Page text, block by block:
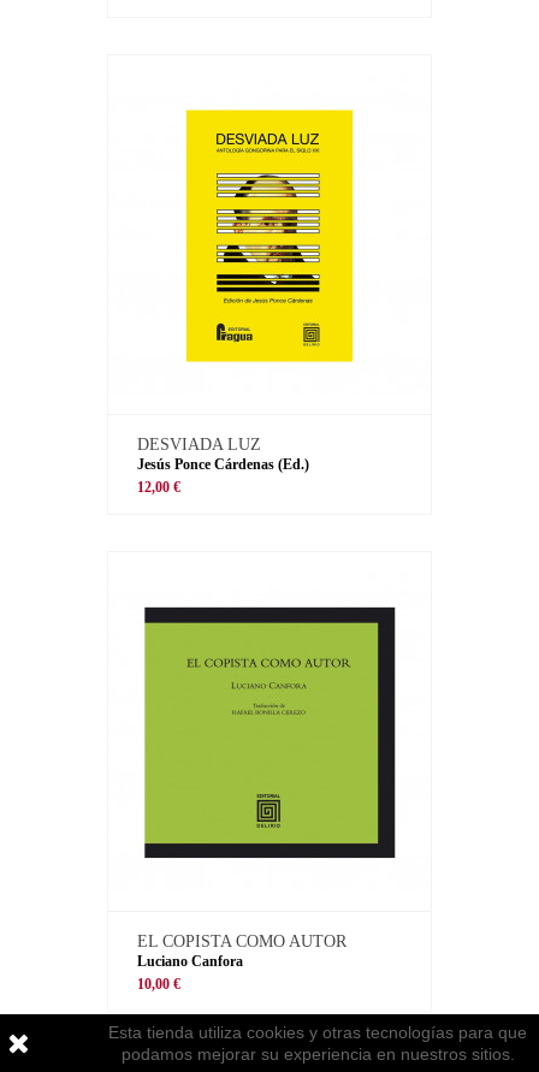
DESVIADA LUZ
Jesús Ponce Cárdenas (Ed.)
12,00 €
EL COPISTA COMO AUTOR
Luciano Canfora
10,00 €
Esta tienda utiliza cookies y otras tecnologías para que
podamos mejorar su experiencia en nuestros sitios.